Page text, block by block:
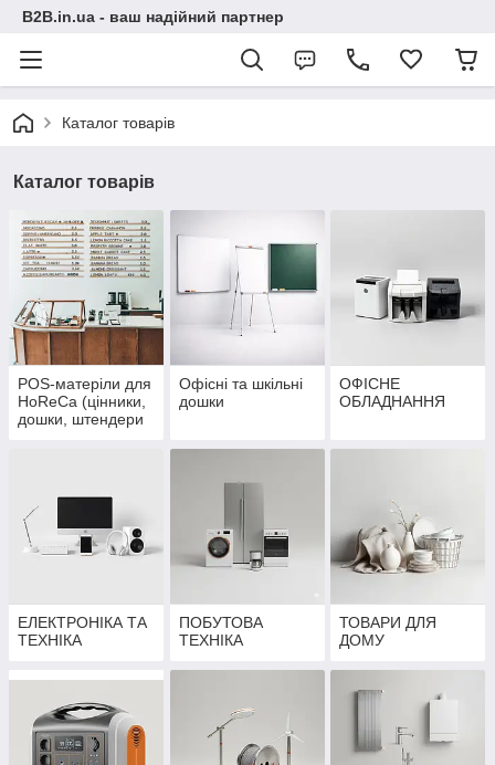
B2B.in.ua - ваш надійний партнер
Каталог товарів
Каталог товарів
POS-матеріли для
HoReCa (цінники,
дошки, штендери
Офісні та шкільні
дошки
ОФІСНЕ
ОБЛАДНАННЯ
ЕЛЕКТРОНІКА ТА
ТЕХНІКА
ПОБУТОВА
ТЕХНІКА
ТОВАРИ ДЛЯ
ДОМУ